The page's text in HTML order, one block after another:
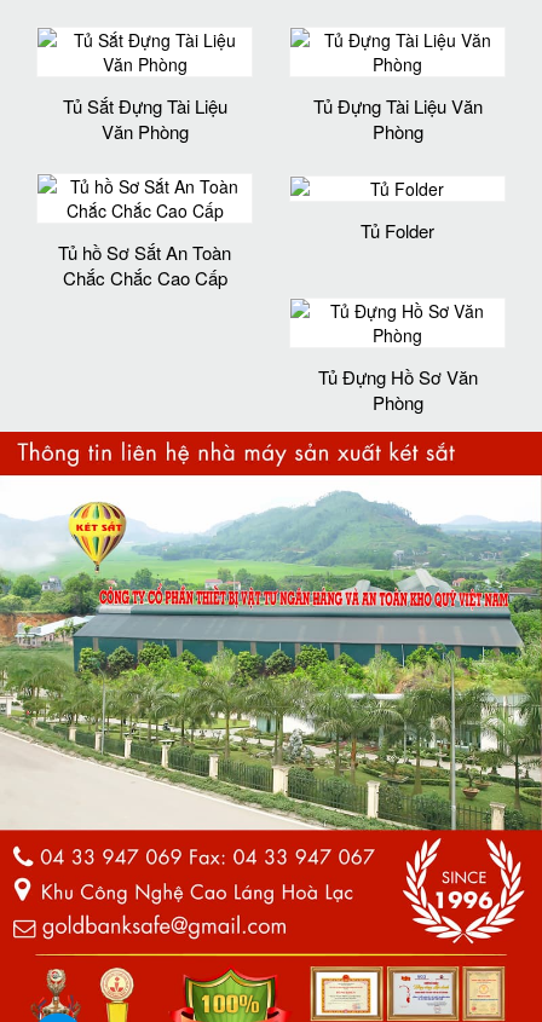
Tủ Sắt Đựng Tài Liệu
Văn Phòng
Tủ Đựng Tài Liệu Văn
Phòng
Tủ hồ Sơ Sắt An Toàn
Chắc Chắc Cao Cấp
Tủ Folder
Tủ Đựng Hồ Sơ Văn
Phòng